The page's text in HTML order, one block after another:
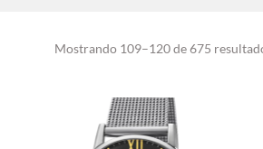
Mostrando 109–120 de 675